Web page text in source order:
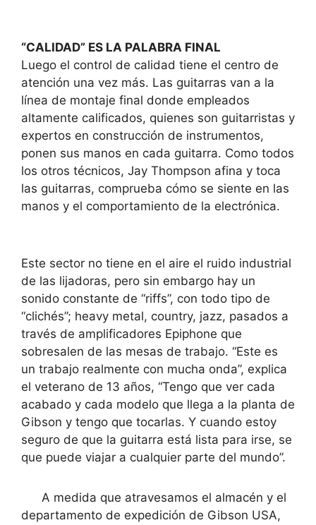
“CALIDAD” ES LA PALABRA FINAL
Luego el control de calidad tiene el centro de
atención una vez más. Las guitarras van a la
línea de montaje final donde empleados
altamente calificados, quienes son guitarristas y
expertos en construcción de instrumentos,
ponen sus manos en cada guitarra. Como todos
los otros técnicos, Jay Thompson afina y toca
las guitarras, comprueba cómo se siente en las
manos y el comportamiento de la electrónica.
Este sector no tiene en el aire el ruido industrial
de las lijadoras, pero sin embargo hay un
sonido constante de “riffs”, con todo tipo de
“clichés”; heavy metal, country, jazz, pasados a
través de amplificadores Epiphone que
sobresalen de las mesas de trabajo. “Este es
un trabajo realmente con mucha onda”, explica
el veterano de 13 años, “Tengo que ver cada
acabado y cada modelo que llega a la planta de
Gibson y tengo que tocarlas. Y cuando estoy
seguro de que la guitarra está lista para irse, se
que puede viajar a cualquier parte del mundo”.
A medida que atravesamos el almacén y el
departamento de expedición de Gibson USA,